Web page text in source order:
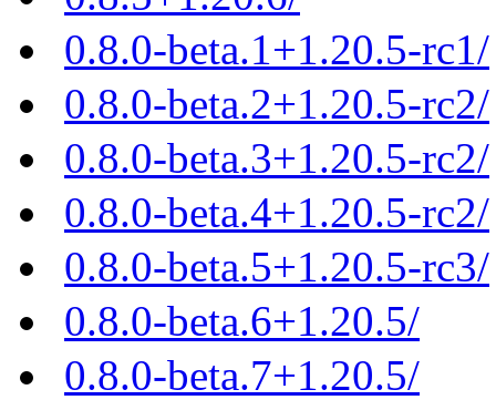
0.8.0-beta.1+1.20.5-rc1/
0.8.0-beta.2+1.20.5-rc2/
0.8.0-beta.3+1.20.5-rc2/
0.8.0-beta.4+1.20.5-rc2/
0.8.0-beta.5+1.20.5-rc3/
0.8.0-beta.6+1.20.5/
0.8.0-beta.7+1.20.5/